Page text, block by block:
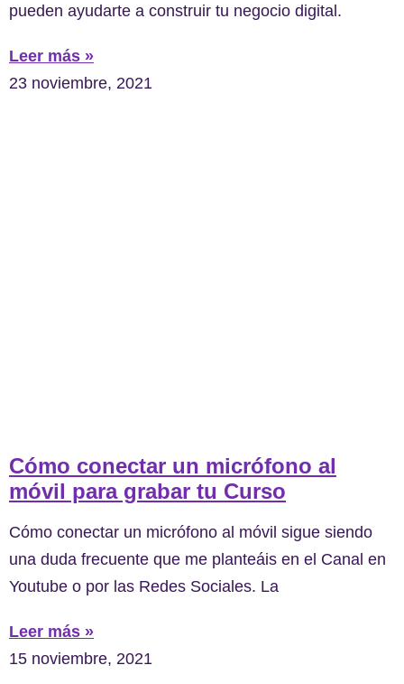
pueden ayudarte a construir tu negocio digital.
Leer más »
23 noviembre, 2021
Cómo conectar un micrófono al
móvil para grabar tu Curso
Cómo conectar un micrófono al móvil sigue siendo
una duda frecuente que me planteáis en el Canal en
Youtube o por las Redes Sociales. La
Leer más »
15 noviembre, 2021